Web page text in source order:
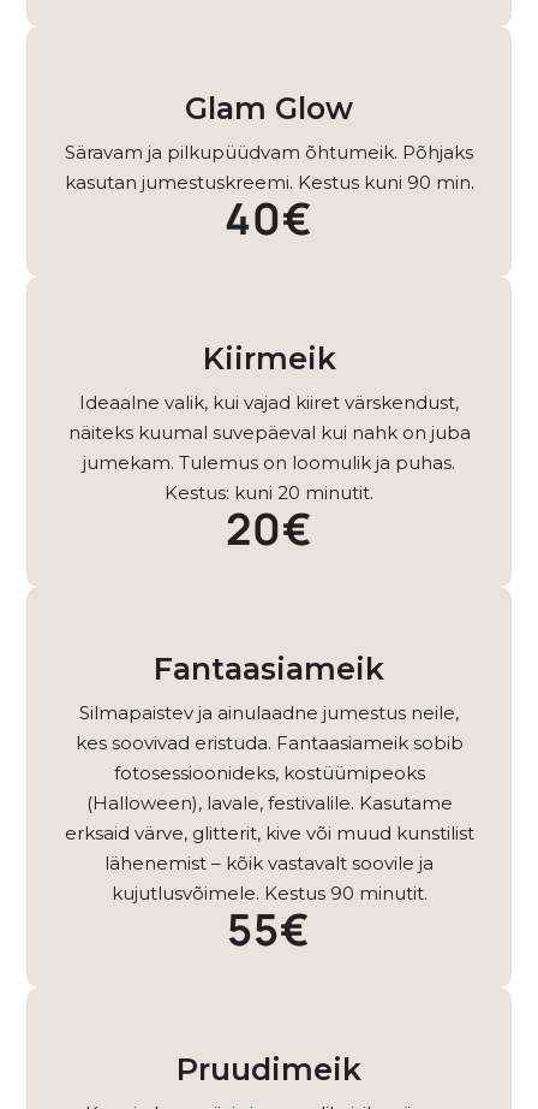
Glam Glow
Säravam ja pilkupüüdvam õhtumeik. Põhjaks
kasutan jumestuskreemi. Kestus kuni 90 min.
40€
Kiirmeik
Ideaalne valik, kui vajad kiiret värskendust,
näiteks kuumal suvepäeval kui nahk on juba
jumekam. Tulemus on loomulik ja puhas.
Kestus: kuni 20 minutit.
20€
Fantaasiameik
Silmapaistev ja ainulaadne jumestus neile,
kes soovivad eristuda. Fantaasiameik sobib
fotosessioonideks, kostüümipeoks
(Halloween), lavale, festivalile. Kasutame
erksaid värve, glitterit, kive või muud kunstilist
lähenemist – kõik vastavalt soovile ja
kujutlusvõimele. Kestus 90 minutit.
55€
Pruudimeik